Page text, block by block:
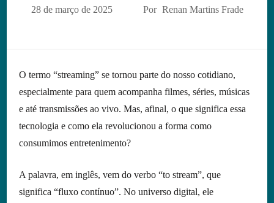
28 de março de 2025 Por Renan Martins Frade
O termo “streaming” se tornou parte do nosso cotidiano,
especialmente para quem acompanha filmes, séries, músicas
e até transmissões ao vivo. Mas, afinal, o que significa essa
tecnologia e como ela revolucionou a forma como
consumimos entretenimento?
A palavra, em inglês, vem do verbo “to stream”, que
significa “fluxo contínuo”. No universo digital, ele